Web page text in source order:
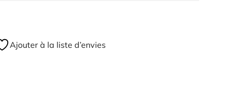
Ajouter à la liste d’envies